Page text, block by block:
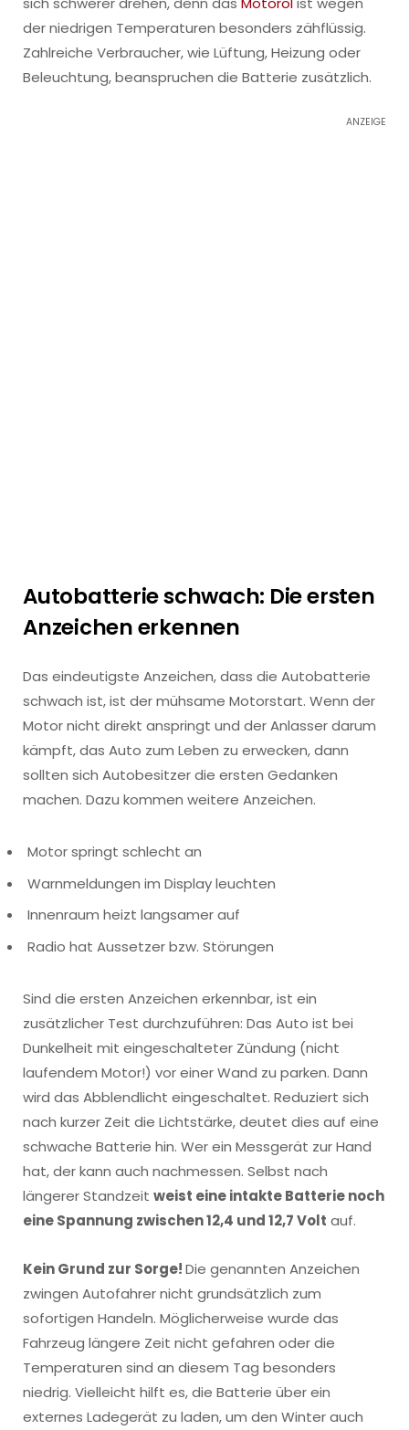
der niedrigen Temperaturen besonders zähflüssig.
Zahlreiche Verbraucher, wie Lüftung, Heizung oder
Beleuchtung, beanspruchen die Batterie zusätzlich.
ANZEIGE
Autobatterie schwach: Die ersten
Anzeichen erkennen
Das eindeutigste Anzeichen, dass die Autobatterie
schwach ist, ist der mühsame Motorstart. Wenn der
Motor nicht direkt anspringt und der Anlasser darum
kämpft, das Auto zum Leben zu erwecken, dann
sollten sich Autobesitzer die ersten Gedanken
machen. Dazu kommen weitere Anzeichen.
Motor springt schlecht an
Warnmeldungen im Display leuchten
Innenraum heizt langsamer auf
Radio hat Aussetzer bzw. Störungen
Sind die ersten Anzeichen erkennbar, ist ein
zusätzlicher Test durchzuführen: Das Auto ist bei
Dunkelheit mit eingeschalteter Zündung (nicht
laufendem Motor!) vor einer Wand zu parken. Dann
wird das Abblendlicht eingeschaltet. Reduziert sich
nach kurzer Zeit die Lichtstärke, deutet dies auf eine
schwache Batterie hin. Wer ein Messgerät zur Hand
hat, der kann auch nachmessen. Selbst nach
längerer Standzeit weist eine intakte Batterie noch
eine Spannung zwischen 12,4 und 12,7 Volt auf.
Kein Grund zur Sorge!Die genannten Anzeichen
zwingen Autofahrer nicht grundsätzlich zum
sofortigen Handeln. Möglicherweise wurde das
Fahrzeug längere Zeit nicht gefahren oder die
Temperaturen sind an diesem Tag besonders
niedrig. Vielleicht hilft es, die Batterie über ein
externes Ladegerät zu laden, um den Winter auch